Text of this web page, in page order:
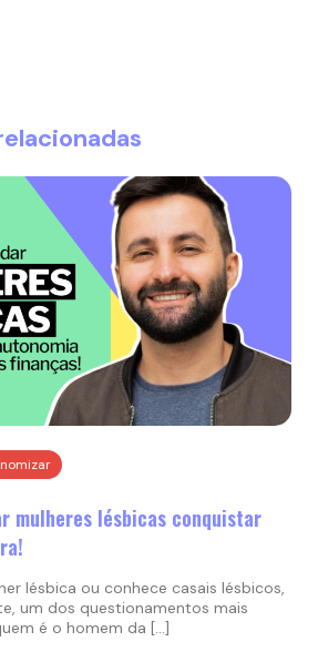
mulheres lésbicas conquistar
lésbica ou conhece casais lésbicos,
um dos questionamentos mais
é o homem da […]